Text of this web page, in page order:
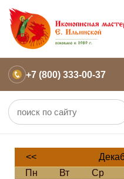
+7 (800) 333-00-37
<<
Пн
Вт Ср